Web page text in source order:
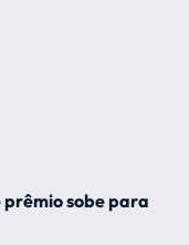
sobe para